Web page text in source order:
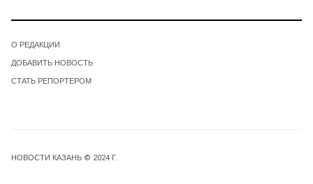
О РЕДАКЦИИ
ДОБАВИТЬ НОВОСТЬ
СТАТЬ РЕПОРТЕРОМ
НОВОСТИ КАЗАНЬ © 2024 Г.